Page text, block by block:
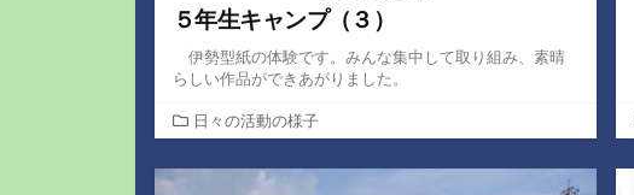
５年生キャンプ（３）
伊勢型紙の体験です。みんな集中して取り組み、素晴
らしい作品ができあがりました。
カ
テ
ゴ
日々の活動の様子